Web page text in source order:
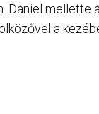
Dániel mellette
a